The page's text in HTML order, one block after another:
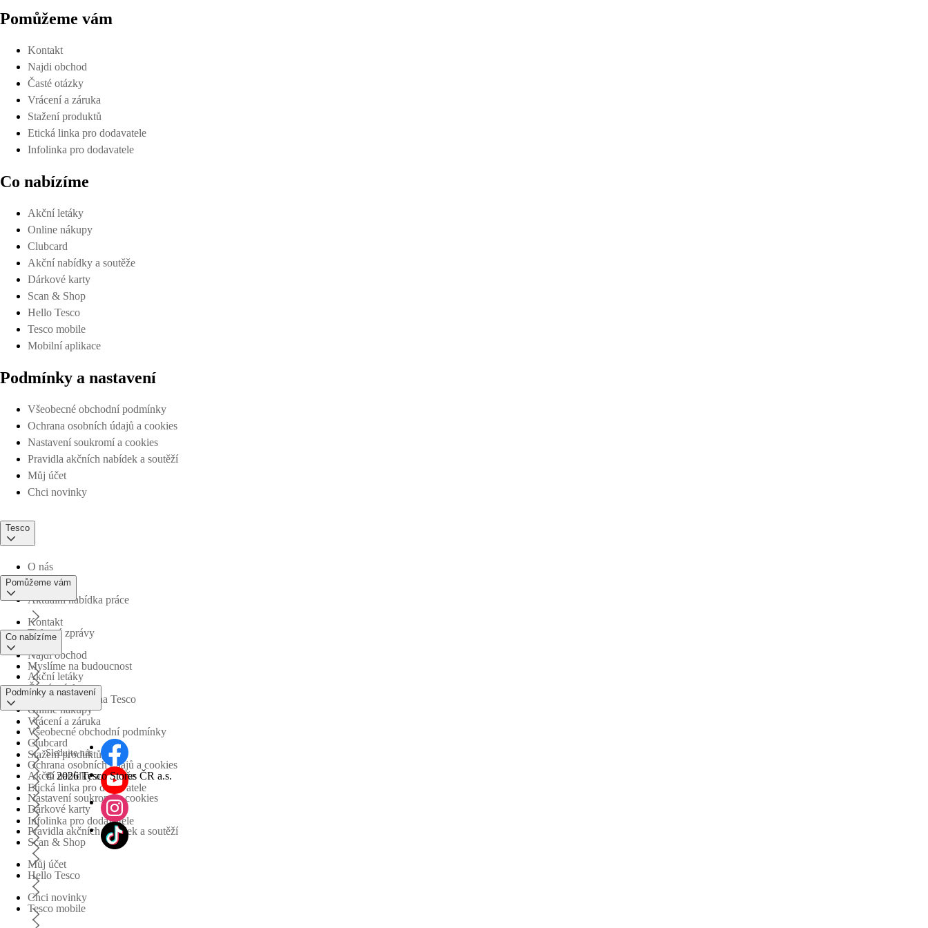
Pomůžeme vám
Kontakt
Najdi obchod
Časté otázky
Vrácení a záruka
Stažení produktů
Etická linka pro dodavatele
Infolinka pro dodavatele
Co nabízíme
Akční letáky
Online nákupy
Clubcard
Akční nabídky a soutěže
Dárkové karty
Scan & Shop
Hello Tesco
Tesco mobile
Mobilní aplikace
Podmínky a nastavení
Všeobecné obchodní podmínky
Ochrana osobních údajů a cookies
Nastavení soukromí a cookies
Pravidla akčních nabídek a soutěží
Můj účet
Chci novinky
Tesco
O nás
Aktuální nabídka práce
Tiskové zprávy
Myslíme na budoucnost
Obchodní skupina Tesco
Pomůžeme vám
Kontakt
Najdi obchod
Časté otázky
Vrácení a záruka
Stažení produktů
Etická linka pro dodavatele
Infolinka pro dodavatele
Co nabízíme
Akční letáky
Online nákupy
Clubcard
Akční nabídky a soutěže
Dárkové karty
Scan & Shop
Hello Tesco
Tesco mobile
Podmínky a nastavení
Všeobecné obchodní podmínky
Ochrana osobních údajů a cookies
Nastavení soukromí a cookies
Pravidla akčních nabídek a soutěží
Můj účet
Chci novinky
Sledujte nás
© 2026 Tesco Stores ČR a.s.